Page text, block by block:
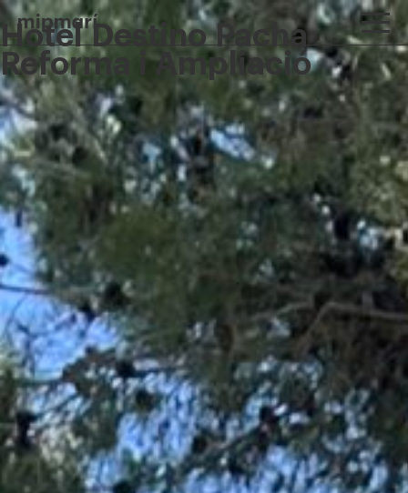
Hotel Destino Pacha
Reforma i Ampliació